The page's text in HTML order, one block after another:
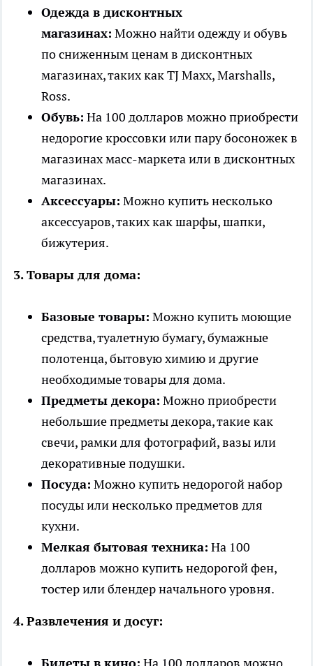
Одежда в дисконтных
магазинах: Можно найти одежду и обувь
по сниженным ценам в дисконтных
магазинах, таких как TJ Maxx, Marshalls,
Ross.
Обувь: На 100 долларов можно приобрести
недорогие кроссовки или пару босоножек в
магазинах масс-маркета или в дисконтных
магазинах.
Аксессуары: Можно купить несколько
аксессуаров, таких как шарфы, шапки,
бижутерия.
3. Товары для дома:
Базовые товары: Можно купить моющие
средства, туалетную бумагу, бумажные
полотенца, бытовую химию и другие
необходимые товары для дома.
Предметы декора: Можно приобрести
небольшие предметы декора, такие как
свечи, рамки для фотографий, вазы или
декоративные подушки.
Посуда: Можно купить недорогой набор
посуды или несколько предметов для
кухни.
Мелкая бытовая техника: На 100
долларов можно купить недорогой фен,
тостер или блендер начального уровня.
4. Развлечения и досуг:
Билеты в кино: На 100 долларов можно